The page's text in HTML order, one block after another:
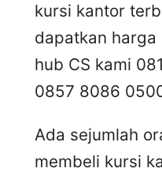
kursi kantor
dapatkan harga
hub CS kami
0857 8086
Ada sejumlah
membeli kursi